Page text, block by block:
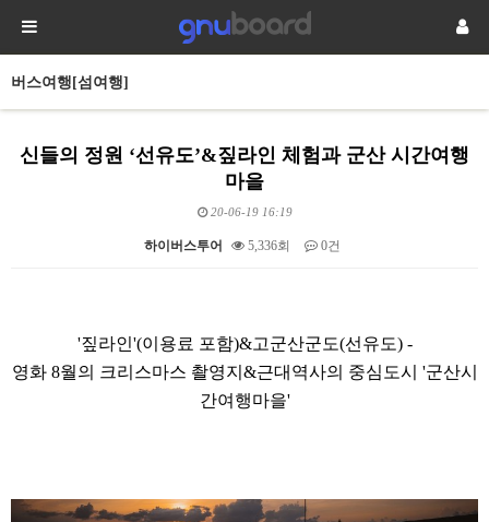
버스여행[섬여행]
신들의 정원 ‘선유도’&짚라인 체험과 군산 시간여행
마을
20-06-19 16:19
하이버스투어 5,336회 0건
'짚라인'(이용료 포함)&고군산군도(선유도) -
영화 8월의 크리스마스 촬영지&근대역사의 중심도시 '군산시
간여행마을'